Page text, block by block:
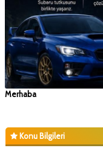
Merhaba
Konu Bilgileri